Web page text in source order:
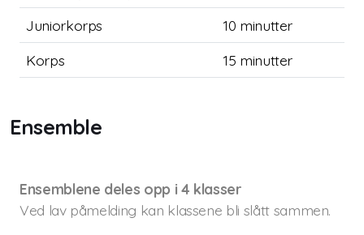
Juniorkorps
10 minutter
Korps
15 minutter
Ensemble
Ensemblene deles opp i 4 klasser
Ved lav påmelding kan klassene bli slått sammen.